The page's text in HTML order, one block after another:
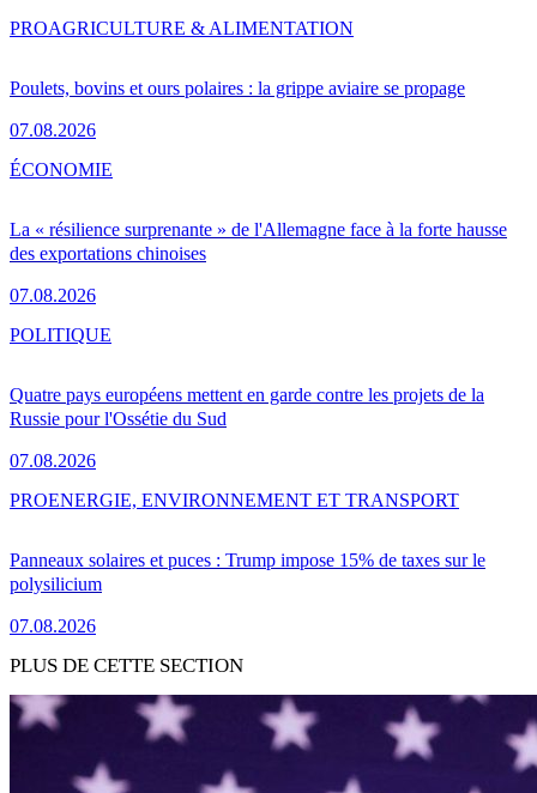
Poulets, bovins et ours polaires : la grippe aviaire se propage
07.08.2026
PROAGRICULTURE & ALIMENTATION
La « résilience surprenante » de l'Allemagne face à la forte hausse
des exportations chinoises
07.08.2026
ÉCONOMIE
Quatre pays européens mettent en garde contre les projets de la
Russie pour l'Ossétie du Sud
07.08.2026
POLITIQUE
Panneaux solaires et puces : Trump impose 15% de taxes sur le
polysilicium
07.08.2026
PROENERGIE, ENVIRONNEMENT ET TRANSPORT
PLUS DE CETTE SECTION